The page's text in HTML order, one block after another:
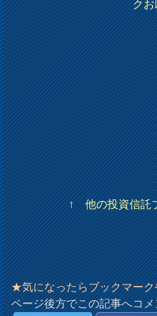
クお
↑ 他の投資信託
★気になったらブックマー
ページ後方でこの記事へコ